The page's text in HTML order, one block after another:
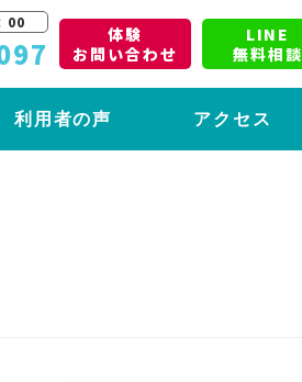
00
体験
お問い合わせ
LINE
無料相談
利用者の声 アクセス